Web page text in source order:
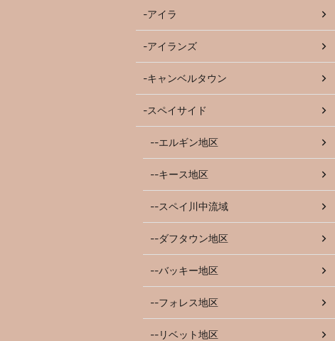
-アイラ
-アイランズ
-キャンベルタウン
-スペイサイド
--エルギン地区
--キース地区
--スペイ川中流域
--ダフタウン地区
--バッキー地区
--フォレス地区
--リベット地区